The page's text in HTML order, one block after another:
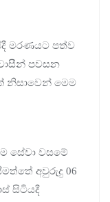
මරණයට පත්ව
පවසන
නිසාවෙන් මෙම
සේවා වසමේ
අවුරුදු 06
සිටියදී